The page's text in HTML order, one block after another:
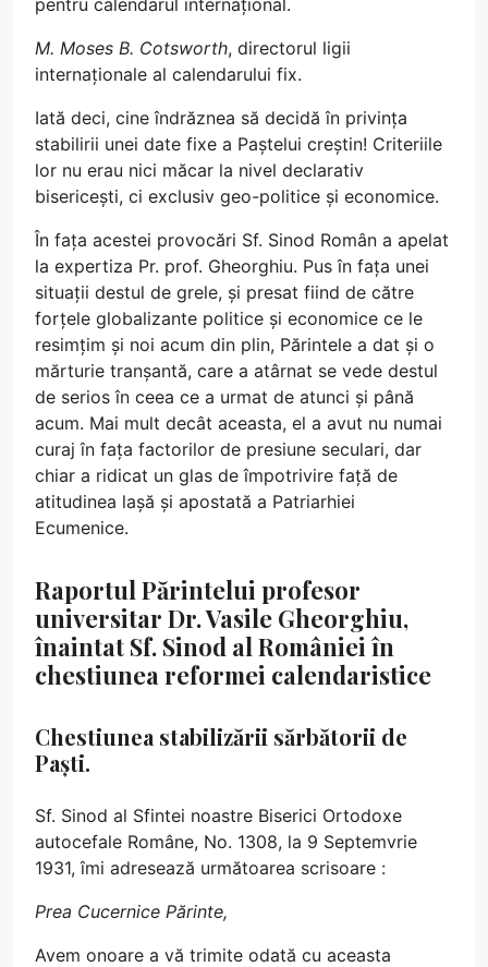
M. Moses B. Cotsworth, directorul ligii
internaționale al calendarului fix.
Iată deci, cine îndrăznea să decidă în privința
stabilirii unei date fixe a Paștelui creștin! Criteriile
lor nu erau nici măcar la nivel declarativ
bisericești, ci exclusiv geo-politice și economice.
În fața acestei provocări Sf. Sinod Român a apelat
la expertiza Pr. prof. Gheorghiu. Pus în fața unei
situații destul de grele, și presat fiind de către
forțele globalizante politice și economice ce le
resimțim și noi acum din plin, Părintele a dat și o
mărturie tranșantă, care a atârnat se vede destul
de serios în ceea ce a urmat de atunci și până
acum. Mai mult decât aceasta, el a avut nu numai
curaj în fața factorilor de presiune seculari, dar
chiar a ridicat un glas de împotrivire față de
atitudinea lașă și apostată a Patriarhiei
Ecumenice.
Raportul Părintelui profesor
universitar Dr. Vasile Gheorghiu,
înaintat Sf. Sinod al României în
chestiunea reformei calendaristice
Chestiunea stabilizării sărbătorii de
Paști.
Sf. Sinod al Sfintei noastre Biserici Ortodoxe
autocefale Române, No. 1308, la 9 Septemvrie
1931, îmi adresează următoarea scrisoare :
Prea Cucernice Părinte,
Avem onoare a vă trimite odată cu aceasta